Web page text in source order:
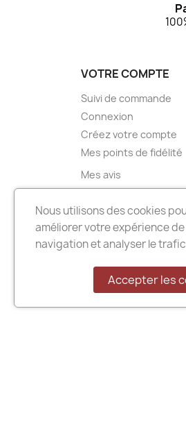
VOTRE COMPTE
Suivi de commande
Connexion
Créez votre compte
Mes points de fidélité
Mes avis
Mes alertes
Enveloppes
Nous utilisons des cookies
améliorer votre expérience de
navigation et analyser le
Accepter les